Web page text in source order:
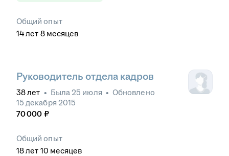
Общий опыт
14лет 8 месяцев
Руководитель отдела кадров
38лет • Была 25 июля • Обновлено
15 декабря 2015
70 000 ₽
Общий опыт
18лет 10 месяцев